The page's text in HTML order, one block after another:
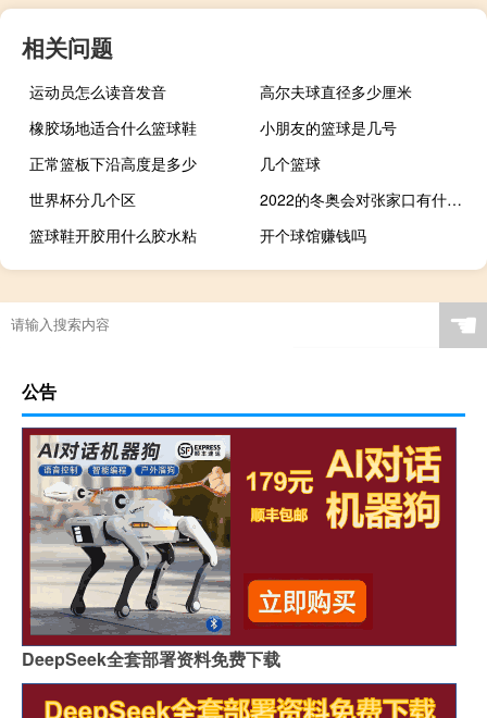
相关问题
运动员怎么读音发音
高尔夫球直径多少厘米
橡胶场地适合什么篮球鞋
小朋友的篮球是几号
正常篮板下沿高度是多少
几个篮球
世界杯分几个区
2022的冬奥会对张家口有什么影响
篮球鞋开胶用什么胶水粘
开个球馆赚钱吗
☚
公告
DeepSeek全套部署资料免费下载